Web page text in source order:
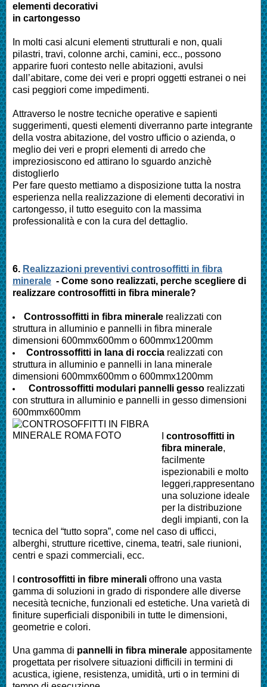
elementi decorativi
in cartongesso
In molti casi alcuni elementi strutturali e non, quali
pilastri, travi, colonne archi, camini, ecc., possono
apparire fuori contesto nelle abitazioni, avulsi
dall’abitare, come dei veri e propri oggetti estranei o nei
casi peggiori come impedimenti.
Attraverso le nostre tecniche operative e sapienti
suggerimenti, questi elementi diverranno parte integrante
della vostra abitazione, del vostro ufficio o azienda, o
meglio dei veri e propri elementi di arredo che
impreziosiscono ed attirano lo sguardo anzichè
distoglierlo
Per fare questo mettiamo a disposizione tutta la nostra
esperienza nella realizzazione di elementi decorativi in
cartongesso, il tutto eseguito con la massima
professionalità e con la cura del dettaglio.
6. Realizzazioni preventivi controsoffitti in fibra
minerale - Come sono realizzati, perche scegliere di
realizzare controsoffitti in fibra minerale?
Controssoffitti in fibra minerale realizzati con
struttura in alluminio e pannelli in fibra minerale
dimensioni 600mmx600mm o 600mmx1200mm
Controssoffitti in lana di roccia realizzati con
struttura in alluminio e pannelli in lana minerale
dimensioni 600mmx600mm o 600mmx1200mm
Controssoffitti modulari pannelli gesso realizzati
con struttura in alluminio e pannelli in gesso dimensioni
600mmx600mm
controsoffitti in
fibra minerale,
facilmente
ispezionabili e molto
leggeri,rappresentano
una soluzione ideale
per la distribuzione
degli impianti, con la
tecnica del “tutto sopra”, come nel caso di ufficci,
alberghi, strutture ricettive, cinema, teatri, sale riunioni,
centri e spazi commerciali, ecc.
controsoffitti in fibre minerali offrono una vasta
gamma di soluzioni in grado di rispondere alle diverse
necesità tecniche, funzionali ed estetiche. Una varietà di
finiture superficiali disponibili in tutte le dimensioni,
geometrie e colori.
Una gamma di pannelli in fibra minerale appositamente
progettata per risolvere situazioni difficili in termini di
acustica, igiene, resistenza, umidità, urti o in termini di